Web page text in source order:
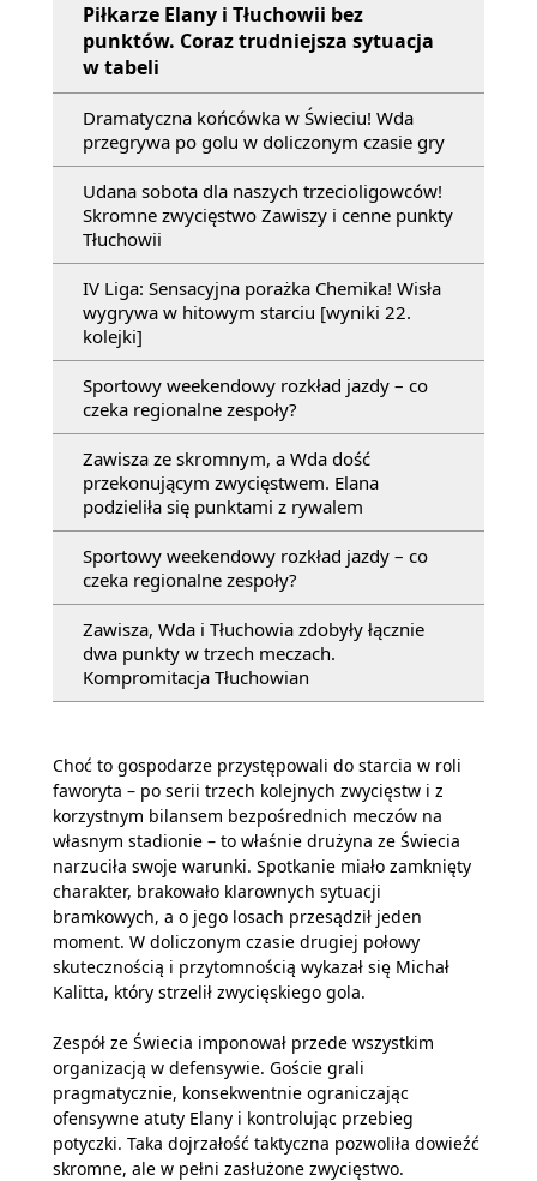
Piłkarze Elany i Tłuchowii bez
punktów. Coraz trudniejsza sytuacja
w tabeli
Dramatyczna końcówka w Świeciu! Wda
przegrywa po golu w doliczonym czasie gry
Udana sobota dla naszych trzecioligowców!
Skromne zwycięstwo Zawiszy i cenne punkty
Tłuchowii
IV Liga: Sensacyjna porażka Chemika! Wisła
wygrywa w hitowym starciu [wyniki 22.
kolejki]
Sportowy weekendowy rozkład jazdy – co
czeka regionalne zespoły?
Zawisza ze skromnym, a Wda dość
przekonującym zwycięstwem. Elana
podzieliła się punktami z rywalem
Sportowy weekendowy rozkład jazdy – co
czeka regionalne zespoły?
Zawisza, Wda i Tłuchowia zdobyły łącznie
dwa punkty w trzech meczach.
Kompromitacja Tłuchowian
Choć to gospodarze przystępowali do starcia w roli
faworyta – po serii trzech kolejnych zwycięstw i z
korzystnym bilansem bezpośrednich meczów na
własnym stadionie – to właśnie drużyna ze Świecia
narzuciła swoje warunki. Spotkanie miało zamknięty
charakter, brakowało klarownych sytuacji
bramkowych, a o jego losach przesądził jeden
moment. W doliczonym czasie drugiej połowy
skutecznością i przytomnością wykazał się Michał
Kalitta, który strzelił zwycięskiego gola.
Zespół ze Świecia imponował przede wszystkim
organizacją w defensywie. Goście grali
pragmatycznie, konsekwentnie ograniczając
ofensywne atuty Elany i kontrolując przebieg
potyczki. Taka dojrzałość taktyczna pozwoliła dowieźć
skromne, ale w pełni zasłużone zwycięstwo.